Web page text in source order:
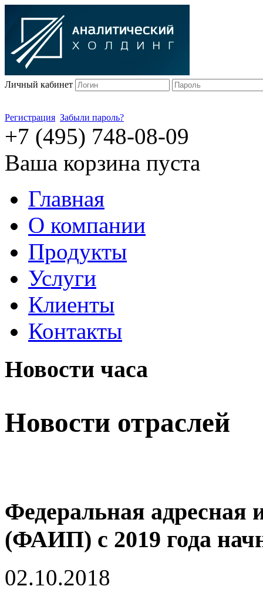
Личный кабинет
Регистрация Забыли пароль?
+7 (495) 748-08-09
Ваша корзина пуста
Главная
О компании
Продукты
Услуги
Клиенты
Контакты
Новости часа
Новости отраслей
Федеральная адресная
(ФАИП) с 2019 года
02.10.2018